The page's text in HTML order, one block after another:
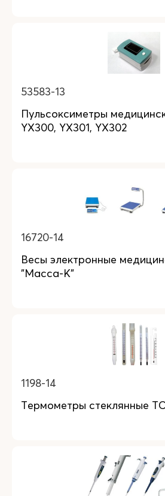
53583-13
Пульсоксиметры
YX300, YX301, YX302
16720-14
Весы электронные
"Масса-К"
1198-14
Термометры стеклянные